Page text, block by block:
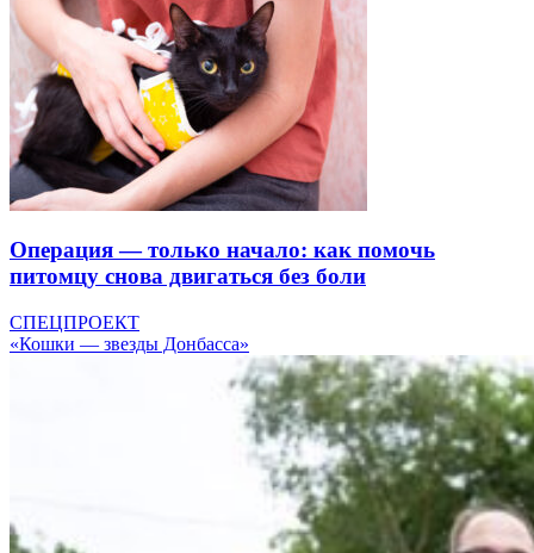
Операция — только начало: как помочь
питомцу снова двигаться без боли
СПЕЦПРОЕКТ
«Кошки — звезды Донбасса»